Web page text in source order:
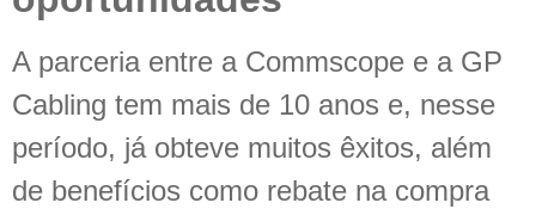
A parceria entre a Commscope e a GP
Cabling tem mais de 10 anos e, nesse
período, já obteve muitos êxitos, além
de benefícios como rebate na compra